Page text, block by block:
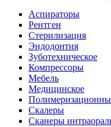
Аспираторы
Рентген
Стерилизация
Эндодонтия
Зуботехническое
Компрессоры
Мебель
Медицинское
Скалеры
Сканеры